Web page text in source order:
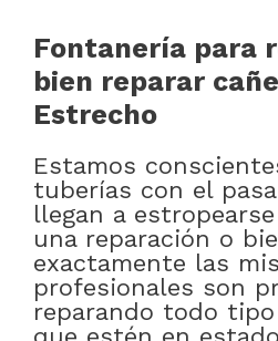
Fontanería para
bien reparar
Estrecho
Estamos
tuberías con el
llegan a
una reparación o
exactamente las
profesionales son
reparando todo